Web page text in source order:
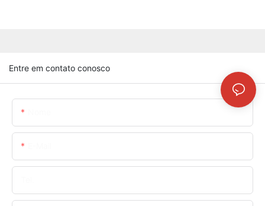
Entre em contato conosco